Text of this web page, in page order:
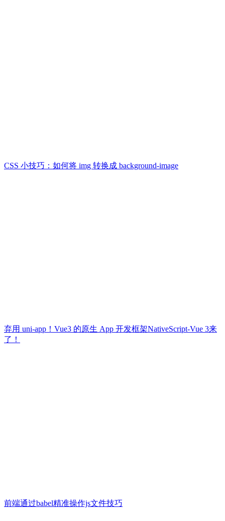
CSS 小技巧：如何将 img 转换成 background-image
弃用 uni-app！Vue3 的原生 App 开发框架NativeScript-Vue 3来
了！
前端通过babel精准操作js文件技巧